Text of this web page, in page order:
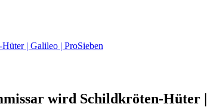
| Galileo | ProSieben
wird Schildkröten-Hüter |